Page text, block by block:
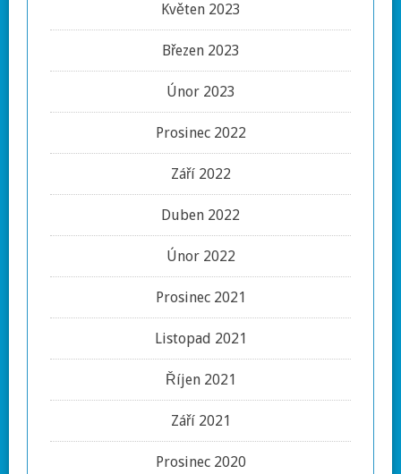
Květen 2023
Březen 2023
Únor 2023
Prosinec 2022
Září 2022
Duben 2022
Únor 2022
Prosinec 2021
Listopad 2021
Říjen 2021
Září 2021
Prosinec 2020